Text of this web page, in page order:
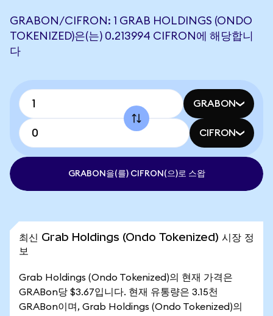
GRABON/CIFRON: 1 GRAB HOLDINGS (ONDO
TOKENIZED)은(는) 0.213994 CIFRON에 해당합니
다
GRABON
CIFRON
GRABON을(를) CIFRON(으)로 스왑
최신 Grab Holdings (Ondo Tokenized) 시장 정
보
Grab Holdings (Ondo Tokenized)의 현재 가격은
GRABon당 $3.67입니다. 현재 유통량은 3.15천
GRABon이며, Grab Holdings (Ondo Tokenized)의